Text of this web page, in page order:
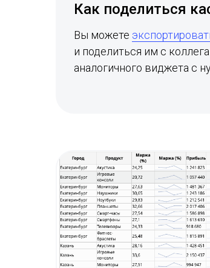
Как поделиться
Вы можете
и поделиться им с
аналогичного виджета с